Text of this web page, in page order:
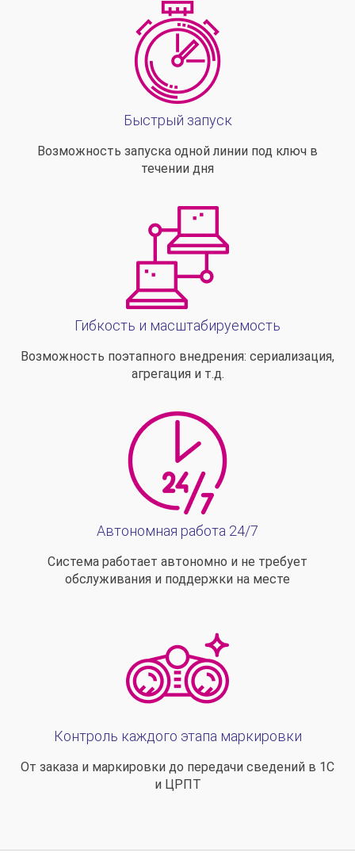
Быстрый запуск
Возможность запуска одной линии под ключ в
течении дня
Гибкость и масштабируемость
Возможность поэтапного внедрения: сериализация,
агрегация и т.д.
Автономная работа 24/7
Система работает автономно и не требует
обслуживания и поддержки на месте
Контроль каждого этапа маркировки
От заказа и маркировки до передачи сведений в 1С
и ЦРПТ